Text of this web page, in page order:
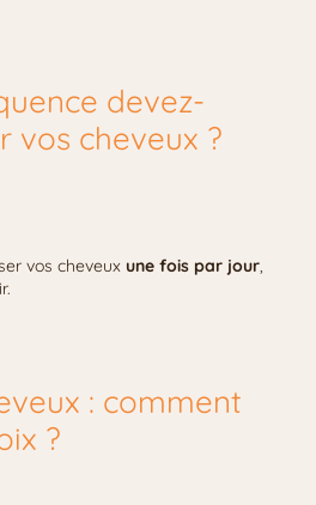
devez-
vos cheveux ?
vos cheveux une fois par jour,
: comment
?